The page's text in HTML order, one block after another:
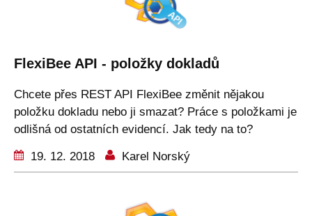
FlexiBee API - položky dokladů
Chcete přes REST API FlexiBee změnit nějakou
položku dokladu nebo ji smazat? Práce s položkami je
odlišná od ostatních evidencí. Jak tedy na to?
19. 12. 2018 Karel Norský